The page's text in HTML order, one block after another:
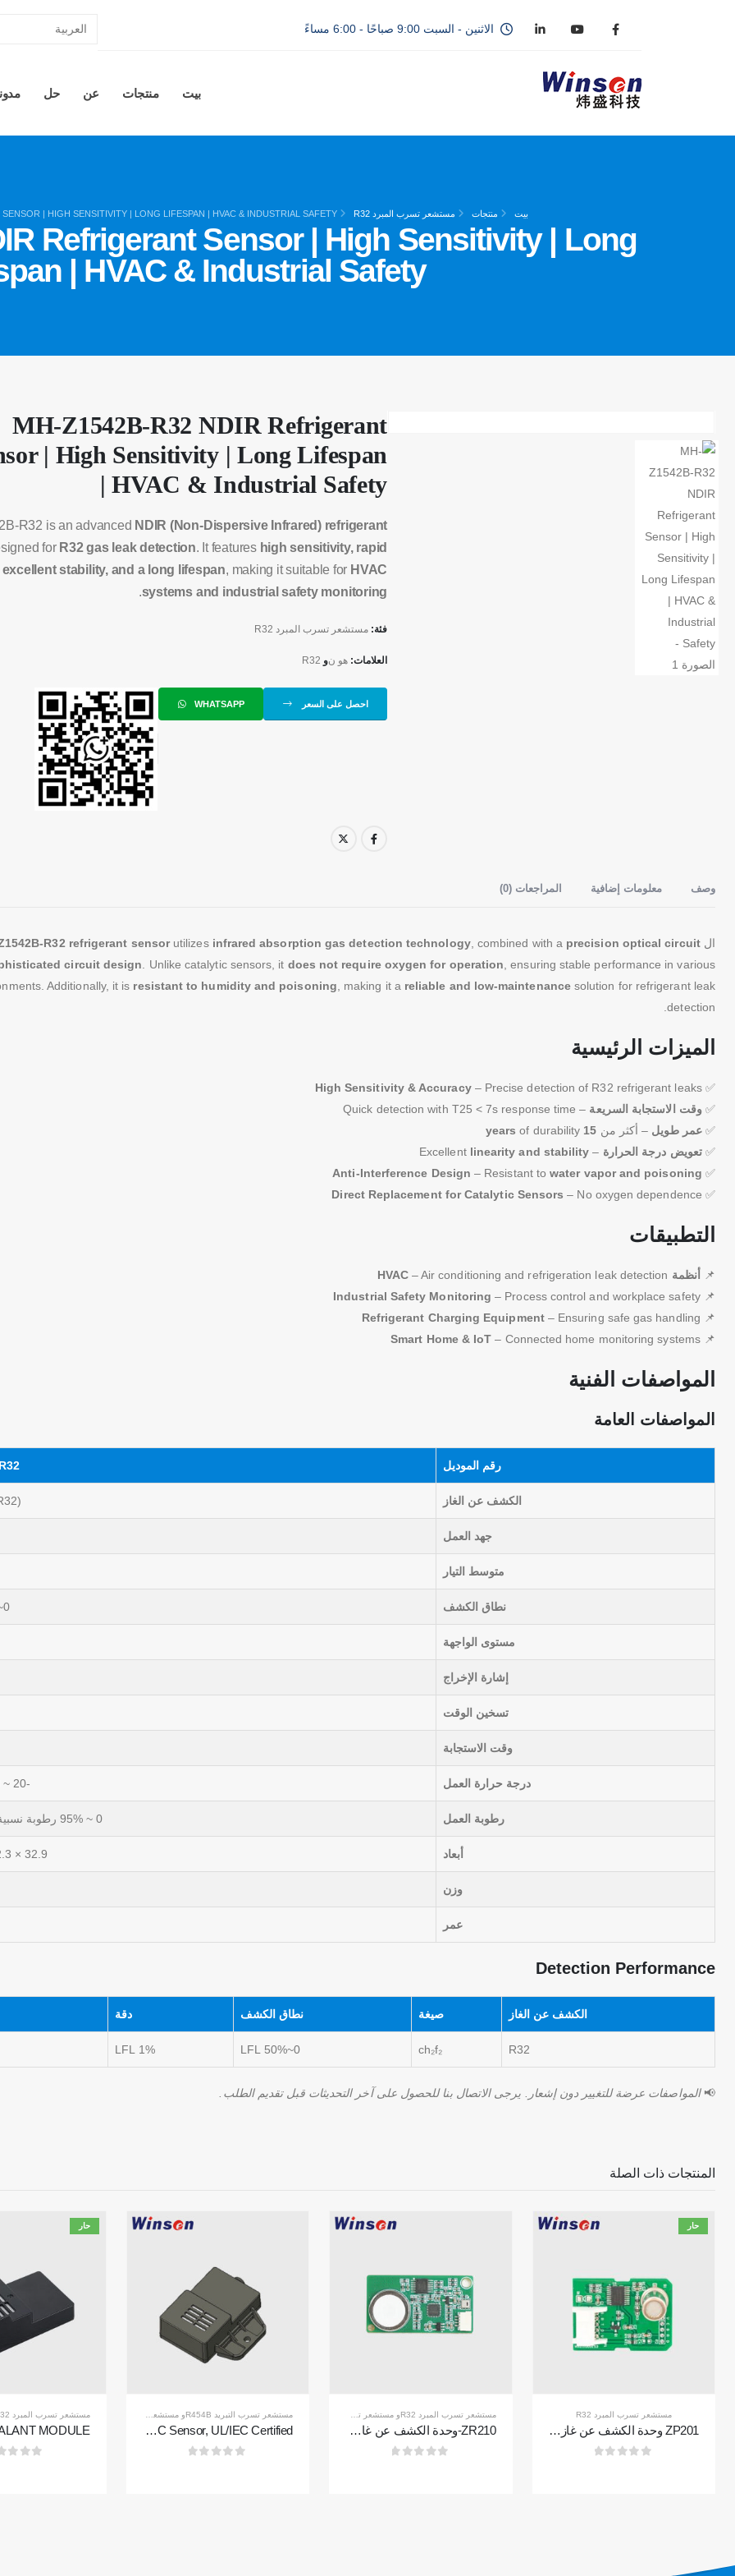
الاثنين - السبت 9:00 صباحًا - 6:00 مساءً
بيت منتجات عن حل
بيت منتجات مستشعر تسرب المبرد R32 | HIGH SENSITIVITY | LONG LIFESPAN | HVAC & INDUSTRIAL SAFETY
Refrigerant Sensor | High Sensitivity | Long
| HVAC & Industrial Safety
MH-Z1542B-R32 NDIR Refrigerant
| High Sensitivity | Long Lifespan
| HVAC & Industrial Safety
R32 is an advanced NDIR (Non-Dispersive Infrared) refrigerant
for R32 gas leak detection. It features high sensitivity, rapid
stability, and a long lifespan, making it suitable for HVAC
systems and industrial safety monitoring
.
فئة: مستشعر تسرب المبرد R32
العلامات: هو نو R32
احصل على السعر WHATSAPP
وصف معلومات إضافية المراجعات (0)
ال R32 refrigerant sensor utilizes infrared absorption gas detection technology, combined with a precision optical circuit
circuit design . Unlike catalytic sensors, it does not require oxygen for operation , ensuring stable performance in various
Additionally, it is resistant to humidity and poisoning , making it a reliable and low-maintenance solution for refrigerant leak
detection.
الميزات الرئيسية
✅
High Sensitivity & Accuracy – Precise detection of R32 refrigerant leaks
✅وقت الاستجابة السريعة – Quick detection with T25 < 7s response time
✅عمر طويل – أكثر من 15 years
of durability
✅تعويض درجة الحرارة – Excellent
linearity and stability
✅
Anti-Interference Design – Resistant to water vapor and poisoning
✅
Direct Replacement for Catalytic Sensors – No oxygen dependence
التطبيقات
📌 أنظمة HVAC – Air conditioning and refrigeration leak detection
📌
Industrial Safety Monitoring – Process control and workplace safety
📌
Refrigerant Charging Equipment – Ensuring safe gas handling
📌
Smart Home & IoT – Connected home monitoring systems
المواصفات الفنية
المواصفات العامة
رقم الموديل
الكشف عن الغاز
جهد العمل
متوسط ​​التيار
نطاق الكشف 0~5.00% المجلد
مستوى الواجهة
إشارة الإخراج
تسخين الوقت
وقت الاستجابة
درجة حرارة العمل -20 ~ 60 درجة مئوية
رطوبة العمل 0 ~ 95% رطوبة نسبية (بدون تكثيف)
أبعاد 32.9 × 22.3 × 11.9 mm
وزن
عمر
Detection Performance
الكشف عن الغاز صيغة نطاق الكشف دقة
R32
ch₂f₂
0~50% LFL
1% LFL
📢المواصفات عرضة للتغيير دون إشعار. يرجى الاتصال بنا للحصول على آخر التحديثات قبل تقديم الطلب.
المنتجات ذات الصلة
حار
مستشعر تسرب المبرد R32
ZP201 وحدة الكشف عن غاز التبريد | استشعار تسرب R32 عالية الحساسية
مستشعر تسرب المبرد R32 ومستشعر تسرب التبريد R454B
ZR210-وحدة الكشف عن غازات التبريد
مستشعر تسرب التبريد R454B و مستشعر تسرب المبرد R32
ZRT512E-R454B & R32 NDIR Refrigerant Detection Module, RS485 HVAC Sensor, UL/IEC Certified
حار
مستشعر تسرب المبرد R32
الفائقة الوطنية ، Zhengzhou
مستشعر R454B
مستشعر R32
مراقبة مبرد
مراقبة نظام تبريد